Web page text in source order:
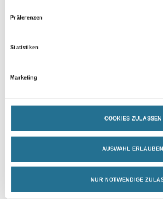
Präferenzen
Statistiken
Marketing
COOKIES ZULASSEN
AUSWAHL ERLAUBEN
NUR NOTWENDIGE
PRODUKTEIGENSCHAFTEN
- Diffusionsoffen und wetterbeständig
- Geschützt vor Algen- und Pilzbefall